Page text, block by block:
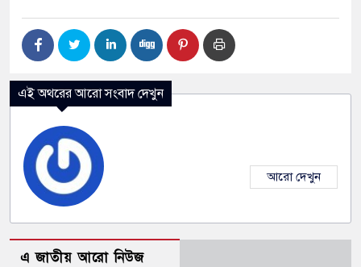
এই অথরের আরো সংবাদ দেখুন
আরো দেখুন
এ জাতীয় আরো নিউজ